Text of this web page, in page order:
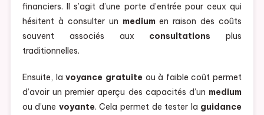
financiers. Il s’agit d’une porte d’entrée pour ceux qui
hésitent à consulter un mediumen raison des coûts
souvent associés aux consultations plus
traditionnelles.
Ensuite, lavoyance gratuiteou à faible coût permet
d’avoir un premier aperçu des capacités d’un medium
ou d’une voyante. Cela permet de tester la guidance